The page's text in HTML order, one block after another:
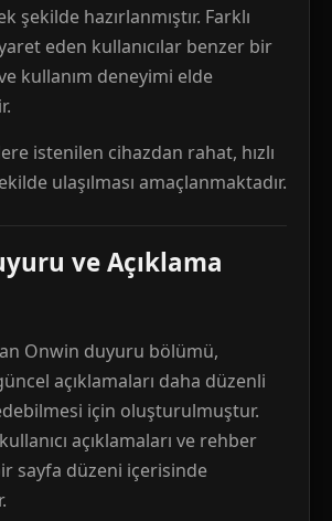
şekilde hazırlanmıştır. Farklı
eden kullanıcılar benzer bir
kullanım deneyimi elde
istenilen cihazdan rahat, hızlı
ulaşılması amaçlanmaktadır.
ve Açıklama
Onwin duyuru bölümü,
açıklamaları daha düzenli
için oluşturulmuştur.
açıklamaları ve rehber
sayfa düzeni içerisinde